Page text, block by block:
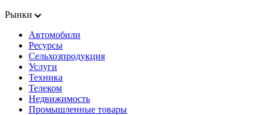
Рынки
Автомобили
Ресурсы
Сельхозпродукция
Услуги
Техника
Телеком
Недвижимость
Промышленные товары